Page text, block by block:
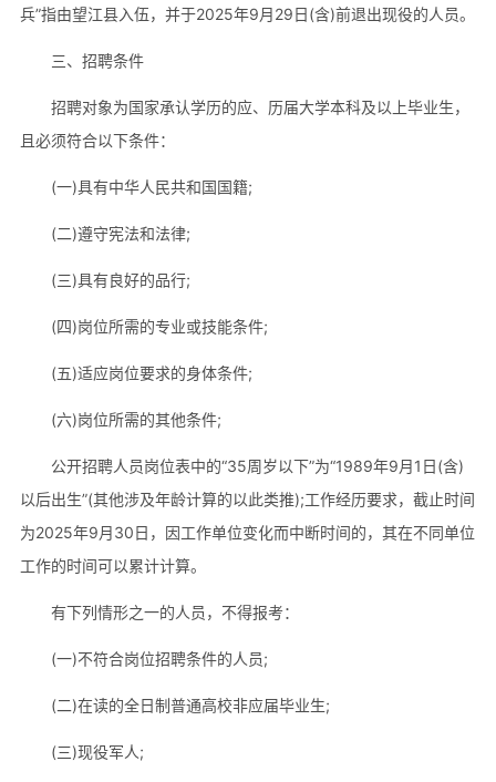
兵”指由望江县入伍，并于2025年9月29日(含)前退出现役的人员。
三、招聘条件
招聘对象为国家承认学历的应、历届大学本科及以上毕业生，
且必须符合以下条件：
(一)具有中华人民共和国国籍;
(二)遵守宪法和法律;
(三)具有良好的品行;
(四)岗位所需的专业或技能条件;
(五)适应岗位要求的身体条件;
(六)岗位所需的其他条件;
公开招聘人员岗位表中的“35周岁以下”为“1989年9月1日(含)
以后出生”(其他涉及年龄计算的以此类推);工作经历要求，截止时间
为2025年9月30日，因工作单位变化而中断时间的，其在不同单位
工作的时间可以累计计算。
有下列情形之一的人员，不得报考：
(一)不符合岗位招聘条件的人员;
(二)在读的全日制普通高校非应届毕业生;
(三)现役军人;